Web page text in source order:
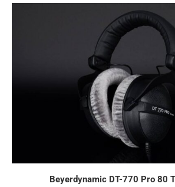
Beyerdynamic DT-770 Pro 80